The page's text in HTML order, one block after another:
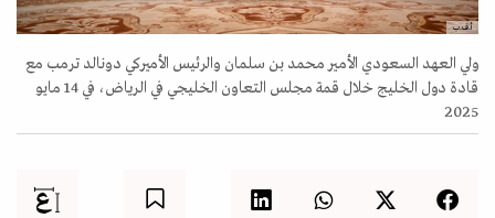
أ.ف.ب
ولي العهد السعودي الأمير محمد بن سلمان والرئيس الأميركي دونالد ترمب مع
قادة دول الخليج خلال قمة مجلس التعاون الخليجي في الرياض، في 14 مايو
2025